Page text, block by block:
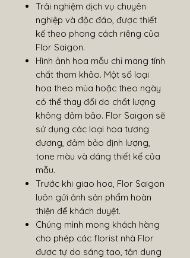
Trải nghiệm dịch vụ chuyên
nghiệp và độc đáo, được thiết
kế theo phong cách riêng của
Flor Saigon.
Hình ảnh hoa mẫu chỉ mang tính
chất tham khảo. Một số loại
hoa theo mùa hoặc theo ngày
có thể thay đổi do chất lượng
không đảm bảo. Flor Saigon sẽ
sử dụng các loại hoa tương
đương, đảm bảo định lượng,
tone màu và dáng thiết kế của
mẫu.
Trước khi giao hoa, Flor Saigon
luôn gửi ảnh sản phẩm hoàn
thiện để khách duyệt.
Chúng mình mong khách hàng
cho phép các florist nhà Flor
được tự do sáng tạo, tận dụng